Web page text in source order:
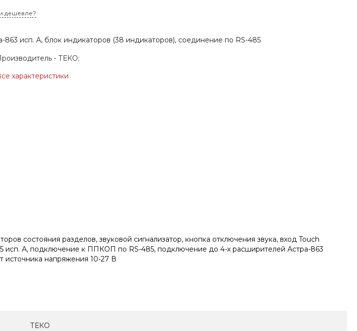
дешевле?
863 исп. А, блок индикаторов (38 индикаторов), соединение по RS-485
-ТЕКО;
характеристики
состояния разделов, звуковой сигнализатор, кнопка отключения звука, вход Touch
А, подключение к ППКОП по RS-485, подключение до 4-х расширителей Астра-863
источника напряжения 10-27 В
ТЕКО